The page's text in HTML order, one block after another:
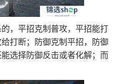
，平招克制普攻，平招能打
打断；防御克制平招，防御
选择防御反击或者化解；而